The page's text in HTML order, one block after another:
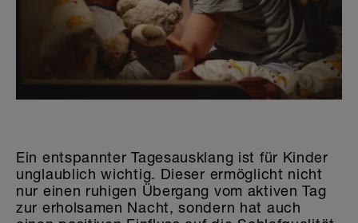
Die Welt der Sticker
Ein entspannter Tagesausklang ist für Kinder
unglaublich wichtig. Dieser ermöglicht nicht
nur einen ruhigen Übergang vom aktiven Tag
zur erholsamen Nacht, sondern hat auch